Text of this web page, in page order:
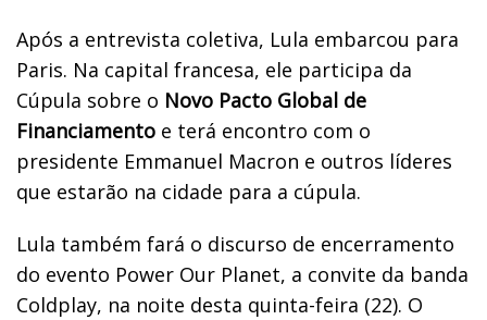
Após a entrevista coletiva, Lula embarcou para
Paris. Na capital francesa, ele participa da
Cúpula sobre o Novo Pacto Global de
Financiamento e terá encontro com o
presidente Emmanuel Macron e outros líderes
que estarão na cidade para a cúpula.
Lula também fará o discurso de encerramento
do evento Power Our Planet, a convite da banda
Coldplay, na noite desta quinta-feira (22). O